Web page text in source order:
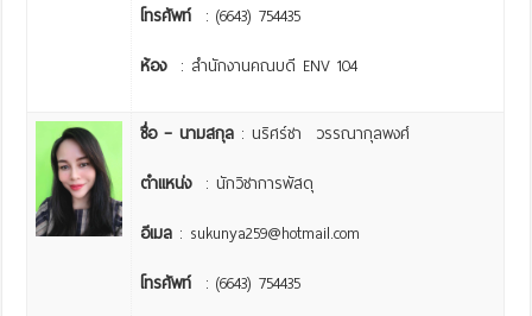
โทรศัพท์: (6643) 754435
ห้อง : สำนักงานคณบดี ENV 104
ชื่อ – นามสกุล : นริศร์ชา วรรณากุลพงศ์
ตำแหน่ง: นักวิชาการพัสดุ
อีเมล : sukunya259@hotmail.com
โทรศัพท์: (6643) 754435